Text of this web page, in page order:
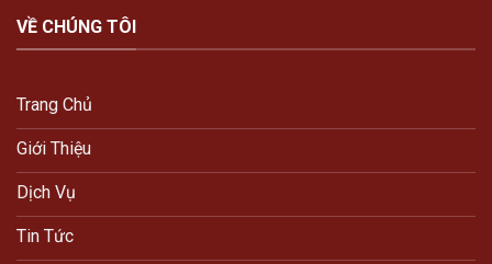
VỀ CHÚNG TÔI
Trang Chủ
Giới Thiệu
Dịch Vụ
Tin Tức